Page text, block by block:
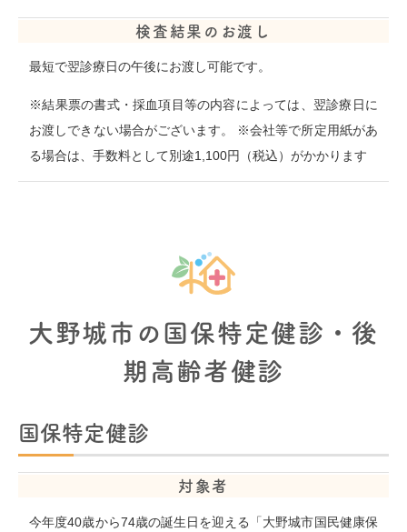
検査結果のお渡し
最短で翌診療日の午後にお渡し可能です。
※結果票の書式・採血項目等の内容によっては、翌診療日に
お渡しできない場合がございます。 ※会社等で所定用紙があ
る場合は、手数料として別途1,100円（税込）がかかります
大野城市の国保特定健診・後
期高齢者健診
国保特定健診
対象者
今年度40歳から74歳の誕生日を迎える「大野城市国民健康保